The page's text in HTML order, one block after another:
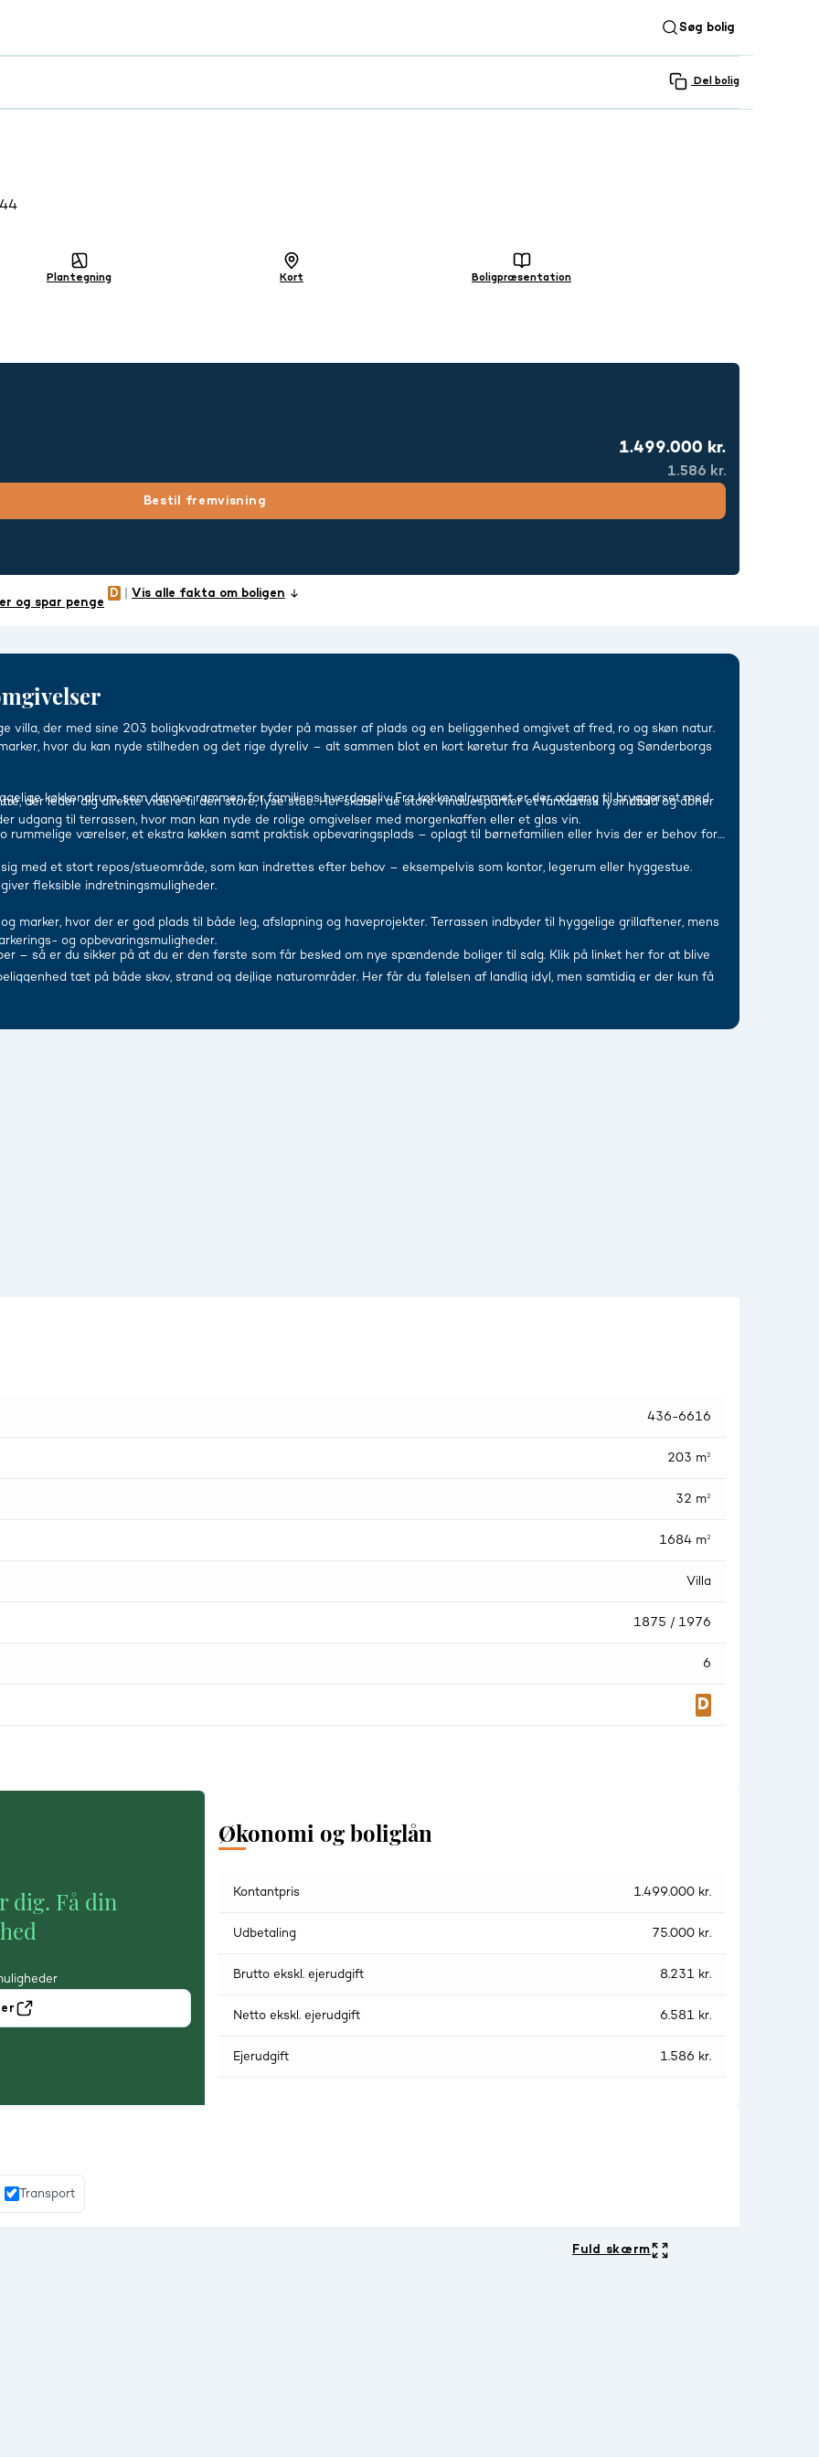
Søg bolig
Del bolig
Plantegning Kort Boligpræsentation
1.499.000 kr.
1.586 kr.
Bestil fremvisning
og spar penge
Vis alle fakta om boligen
villa, der med sine 203 boligkvadratmeter byder på masser af plads og en beliggenhed omgivet af fred, ro og skøn natur.
hvor du kan nyde stilheden og det rige dyreliv – alt sammen blot en kort køretur fra Augustenborg og Sønderborgs
der leder dig direkte videre til den store, lyse stue. Her skaber de store vinduespartier et fantastisk lysindfald og åbner
udgang til terrassen, hvor man kan nyde de rolige omgivelser med morgenkaffen eller et glas vin.
køkkenalrum, som danner rammen for familiens hverdagsliv. Fra køkkenalrummet er der adgang til bryggerset med
rummelige værelser, et ekstra køkken samt praktisk opbevaringsplads – oplagt til børnefamilien eller hvis der er behov for
med et stort repos/stueområde, som kan indrettes efter behov – eksempelvis som kontor, legerum eller hyggestue.
fleksible indretningsmuligheder.
marker, hvor der er god plads til både leg, afslapning og haveprojekter. Terrassen indbyder til hyggelige grillaftener, mens
og opbevaringsmuligheder.
tæt på både skov, strand og dejlige naturområder. Her får du følelsen af landlig idyl, men samtidig er der kun få
og kulturtilbud. Sønderborg nås på kort tid i bil, hvor der venter et væld af butikker, caféer, restauranter samt gode
– så er du sikker på at du er den første som får besked om nye spændende boliger til salg. Klik på linket her for at blive
af din bolig. Overvejer du derfor at sælge din bolig eller er du blot nysgerrig på hvad din bolig kan sælges for
436-6616
203 m²
32 m²
1684 m²
Villa
1875 / 1976
6
dig. Få din
Økonomi og boliglån
Kontantpris 1.499.000 kr.
Udbetaling 75.000 kr.
Brutto ekskl. ejerudgift 8.231 kr.
Netto ekskl. ejerudgift 6.581 kr.
Ejerudgift 1.586 kr.
Transport
Fuld skærm